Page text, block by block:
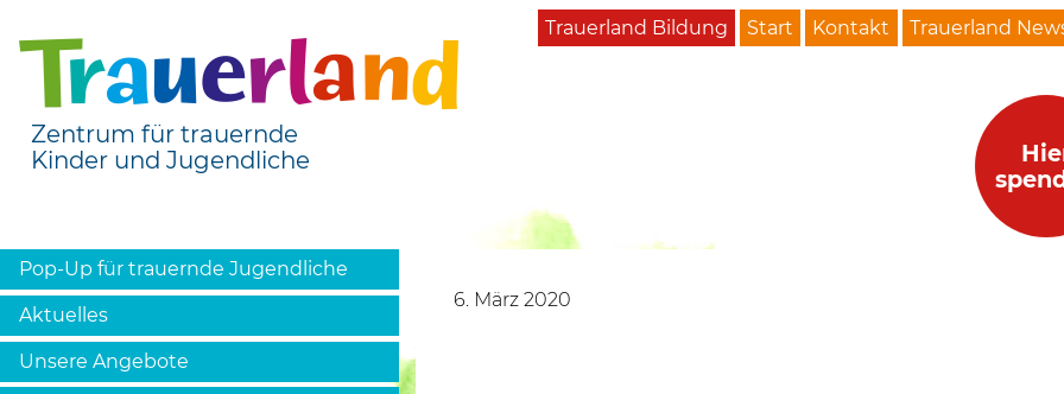
Zentrum für trauernde
Kinder und Jugendliche
Pop-Up für trauernde Jugendliche
Aktuelles
Unsere Angebote
Trauerland Bildung Start Kontakt Trauerland
6. März 2020